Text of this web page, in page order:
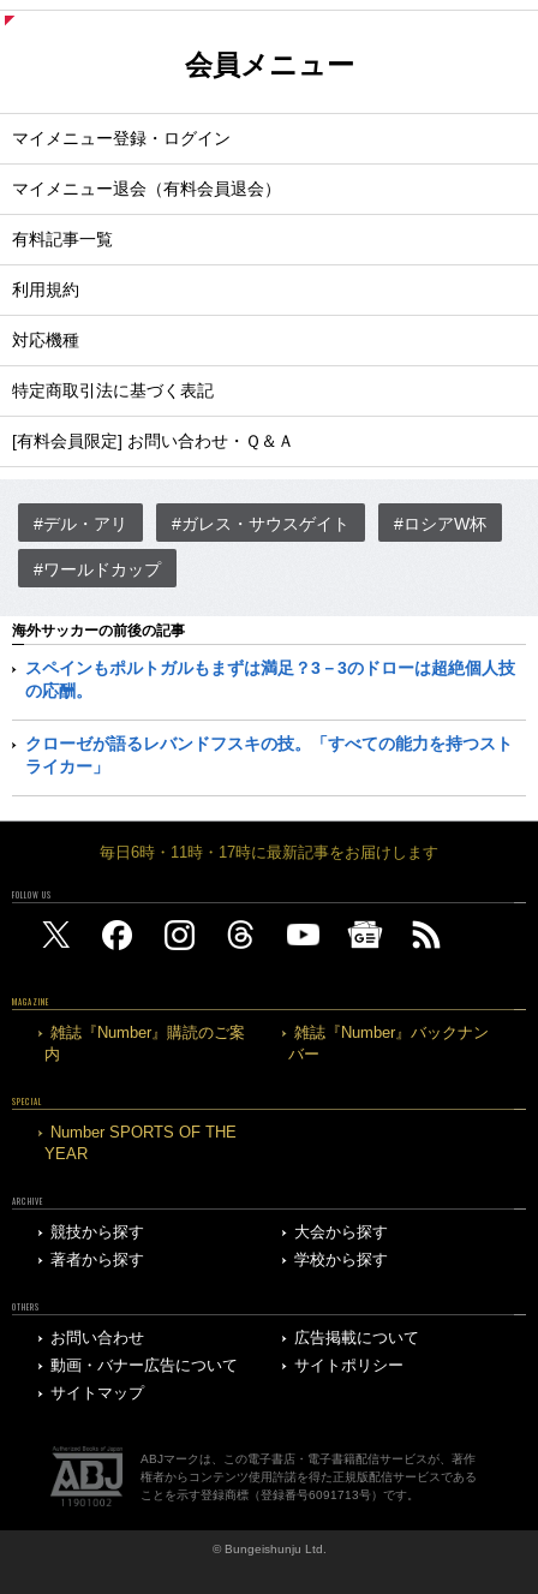
会員メニュー
マイメニュー登録・ログイン
マイメニュー退会（有料会員退会）
有料記事一覧
利用規約
対応機種
特定商取引法に基づく表記
[有料会員限定] お問い合わせ・Ｑ＆Ａ
#デル・アリ #ガレス・サウスゲイト #ロシアW杯
#ワールドカップ
海外サッカーの前後の記事
スペインもポルトガルもまずは満足？3－3のドローは超絶個人技
の応酬。
クローゼが語るレバンドフスキの技。「すべての能力を持つスト
ライカー」
毎日6時・11時・17時に最新記事をお届けします
FOLLOW US
MAGAZINE
雑誌『Number』購読のご案
内
雑誌『Number』バックナン
バー
SPECIAL
Number SPORTS OF THE
YEAR
ARCHIVE
競技から探す
大会から探す
著者から探す
学校から探す
OTHERS
お問い合わせ
広告掲載について
動画・バナー広告について
サイトポリシー
サイトマップ
ABJマークは、この電子書店・電子書籍配信サービスが、著作
権者からコンテンツ使用許諾を得た正規版配信サービスである
ことを示す登録商標（登録番号6091713号）です。
© Bungeishunju Ltd.